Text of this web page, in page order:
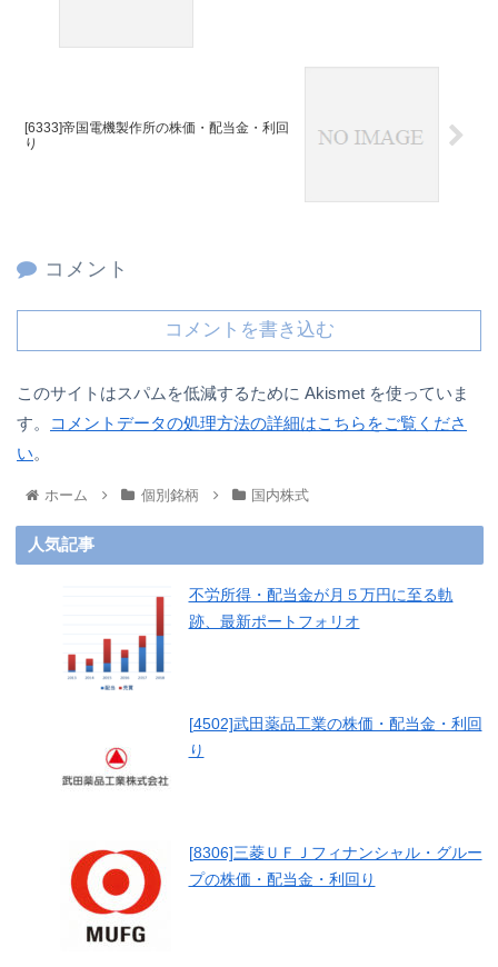
[6333]帝国電機製作所の株価・配当金・利回
り
コメント
コメントを書き込む
このサイトはスパムを低減するために Akismet を使っていま
す。
コメントデータの処理方法の詳細はこちらをご覧くださ
い。
ホーム 個別銘柄 国内株式
人気記事
不労所得・配当金が月５万円に至る軌
跡、最新ポートフォリオ
[4502]武田薬品工業の株価・配当金・利回
り
[8306]三菱ＵＦＪフィナンシャル・グルー
プの株価・配当金・利回り